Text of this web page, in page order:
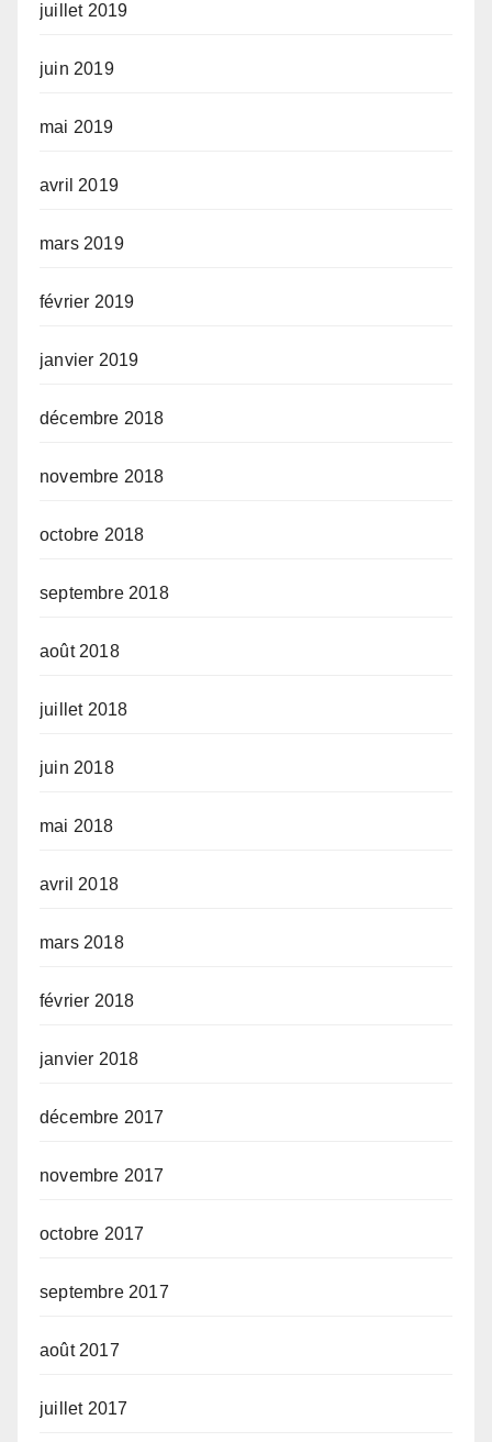
juillet 2019
juin 2019
mai 2019
avril 2019
mars 2019
février 2019
janvier 2019
décembre 2018
novembre 2018
octobre 2018
septembre 2018
août 2018
juillet 2018
juin 2018
mai 2018
avril 2018
mars 2018
février 2018
janvier 2018
décembre 2017
novembre 2017
octobre 2017
septembre 2017
août 2017
juillet 2017